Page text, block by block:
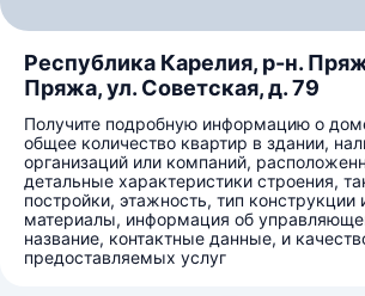
Республика Карелия, р-н.
Пряжа, ул. Советская, д. 79
Получите подробную информацию о
общее количество квартир в здании,
организаций или компаний,
детальные характеристики строения,
постройки, этажность, тип конструкции
материалы, информация об
название, контактные данные, и
предоставляемых услуг